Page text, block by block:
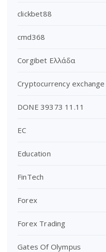
clickbet88
cmd368
Corgibet Ελλάδα
Cryptocurrency exchange
DONE 39373 11.11
EC
Education
FinTech
Forex
Forex Trading
Gates Of Olympus